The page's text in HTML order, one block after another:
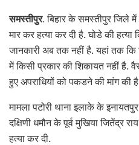
समस्तीपुर. बिहार के समस्‍तीपुर जिले में
मार कर हत्‍या कर दी है. घोडे की
जानकारी अब तक नहीं है. यहां तक
में किसी प्रकार की शिकायत नहीं है.
हुए अपराधियों को पकडने की मांग की
मामला पटोरी थाना इलाके के
दक्षिणी धमौन के पूर्व मुखिया जितेंद्र
हत्या कर दी.